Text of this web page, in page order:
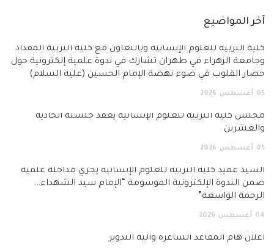
آخر المواضيع
كلية التربية للعلوم الإنسانية وبالتعاون مع كلية التربية المقداد
وجامعة الزهراء في طهران تشارك في ندوة علمية إلكترونية حول
حصار القلوب في ضوء نهضة الإمام الحسين (عليه السلام)
05 أغسطس 2026
مجلس كلية التربية للعلوم الإنسانية يعقد جلسته الحادية
والعشرين
05 أغسطس 2026
السيد عميد كلية التربية للعلوم الإنسانية يجري مداخلة علمية
ضمن الندوة الإلكترونية الموسومة “الإمام سيد الشهداء…
الرحمة الواسعة”
04 أغسطس 2026
اعلان هام المقاعد الشاغرة وآلية التدوير